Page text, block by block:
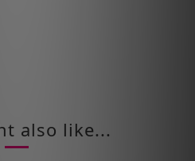
also like...